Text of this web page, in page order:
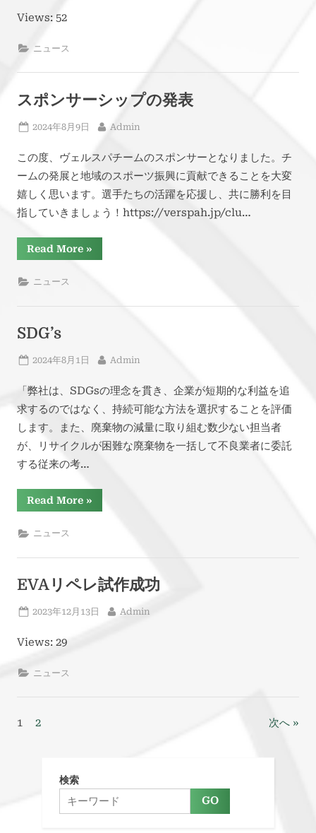
Views: 52
ニュース
スポンサーシップの発表
Posted
2024年8月9日 By
Admin
この度、ヴェルスパチームのスポンサーとなりました。チ
ームの発展と地域のスポーツ振興に貢献できることを大変
嬉しく思います。選手たちの活躍を応援し、共に勝利を目
指していきましょう！https://verspah.jp/clu…
Read More“ス
ポ
»
ニュース
SDG’s
Posted
2024年8月1日 By
Admin
「弊社は、SDGsの理念を貫き、企業が短期的な利益を追
求するのではなく、持続可能な方法を選択することを評価
します。また、廃棄物の減量に取り組む数少ない担当者
が、リサイクルが困難な廃棄物を一括して不良業者に委託
する従来の考…
Read More“SDG’s”
»
ニュース
EVAリペレ試作成功
Posted
2023年12月13日 By
Admin
Views: 29
ニュース
投
1 2 次へ
検索
GO